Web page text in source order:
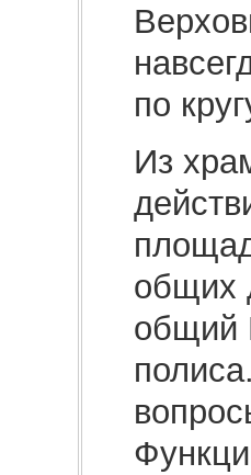
по
Из
общих
общий